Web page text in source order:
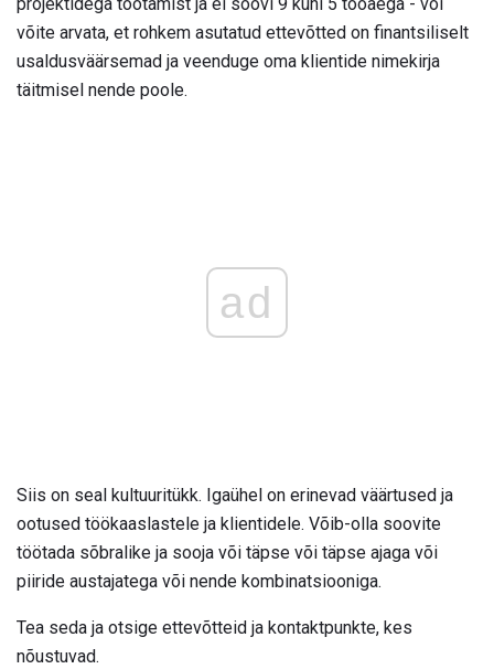
projektidega töötamist ja ei soovi 9 kuni 5 tööaega - või
võite arvata, et rohkem asutatud ettevõtted on finantsiliselt
usaldusväärsemad ja veenduge oma klientide nimekirja
täitmisel nende poole.
ad
Siis on seal kultuuritükk. Igaühel on erinevad väärtused ja
ootused töökaaslastele ja klientidele. Võib-olla soovite
töötada sõbralike ja sooja või täpse või täpse ajaga või
piiride austajatega või nende kombinatsiooniga.
Tea seda ja otsige ettevõtteid ja kontaktpunkte, kes
nõustuvad.